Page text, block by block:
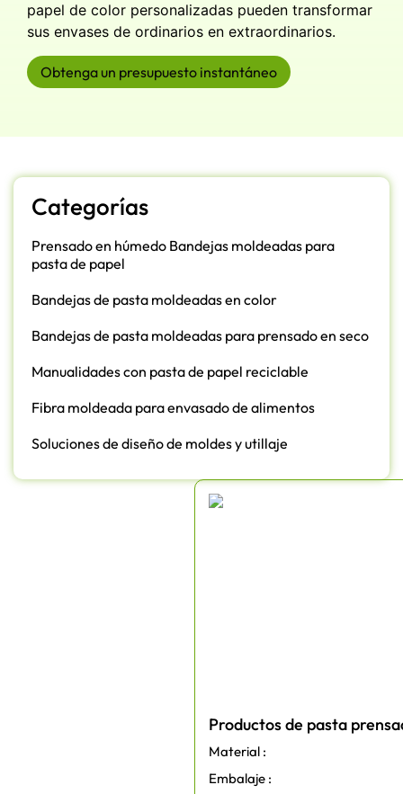
papel de color personalizadas pueden transformar
sus envases de ordinarios en extraordinarios.
Obtenga un presupuesto instantáneo
Categorías
Prensado en húmedo Bandejas moldeadas para
pasta de papel
Bandejas de pasta moldeadas en color
Bandejas de pasta moldeadas para prensado en seco
Manualidades con pasta de papel reciclable
Fibra moldeada para envasado de alimentos
Soluciones de diseño de moldes y utillaje
Productos de pasta
Material :
Embalaje :